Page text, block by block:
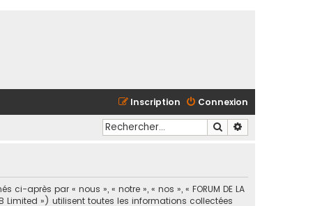
Connexion
Inscription
Rechercher
après par « nous », « notre », « nos », « FORUM DE LA
Limited ») utilisent toutes les informations collectées